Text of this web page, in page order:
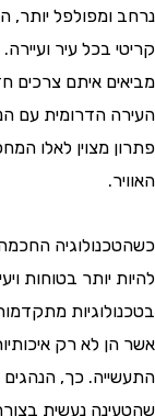
יותר,
בכל עיר ועיירה.
איתם צרכים
הדרומית עם
מצוין לאלו
החכמה
יותר בטוחות
מתקדמות
לא רק איכותיות
כך, הנהגים
נעשית בצורה